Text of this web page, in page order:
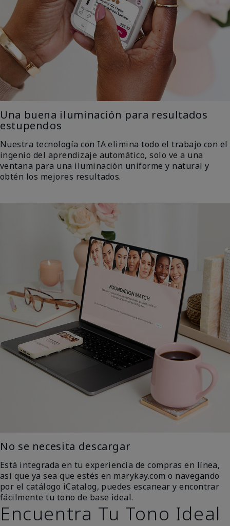
Una buena iluminación para resultados
estupendos
Nuestra tecnología con IA elimina todo el trabajo con el
ingenio del aprendizaje automático, solo ve a una
ventana para una iluminación uniforme y natural y
obtén los mejores resultados.
No se necesita descargar
Está integrada en tu experiencia de compras en línea,
así que ya sea que estés en marykay.com o navegando
por el catálogo iCatalog, puedes escanear y encontrar
fácilmente tu tono de base ideal.
Encuentra Tu Tono Ideal